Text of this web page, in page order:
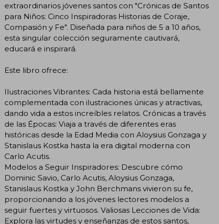
extraordinarios jóvenes santos con "Crónicas de Santos
para Niños: Cinco Inspiradoras Historias de Coraje,
Compasión y Fe". Diseñada para niños de 5 a 10 años,
esta singular colección seguramente cautivará,
educará e inspirará.
Este libro ofrece:
Ilustraciones Vibrantes: Cada historia está bellamente
complementada con ilustraciones únicas y atractivas,
dando vida a estos increíbles relatos. Crónicas a través
de las Épocas: Viaja a través de diferentes eras
históricas desde la Edad Media con Aloysius Gonzaga y
Stanislaus Kostka hasta la era digital moderna con
Carlo Acutis.
Modelos a Seguir Inspiradores: Descubre cómo
Dominic Savio, Carlo Acutis, Aloysius Gonzaga,
Stanislaus Kostka y John Berchmans vivieron su fe,
proporcionando a los jóvenes lectores modelos a
seguir fuertes y virtuosos. Valiosas Lecciones de Vida:
Explora las virtudes y enseñanzas de estos santos,